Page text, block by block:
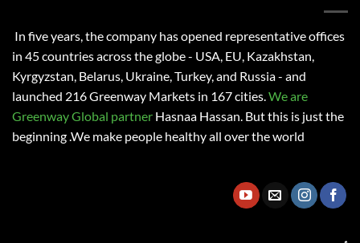
In five years, the company has opened representative offices
in 45 countries across the globe - USA, EU, Kazakhstan,
Kyrgyzstan, Belarus, Ukraine, Turkey, and Russia - and
launched 216 Greenway Markets in 167 cities. We are
Greenway Global partner Hasnaa Hassan . But this is just the
beginning .We make people healthy all over the world